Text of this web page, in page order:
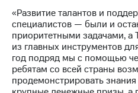
«Развитие талантов и
специалистов — были и
приоритетными задачами,
из главных инструментов
год подряд мы с помощью
ребятам со всей страны
продемонстрировать